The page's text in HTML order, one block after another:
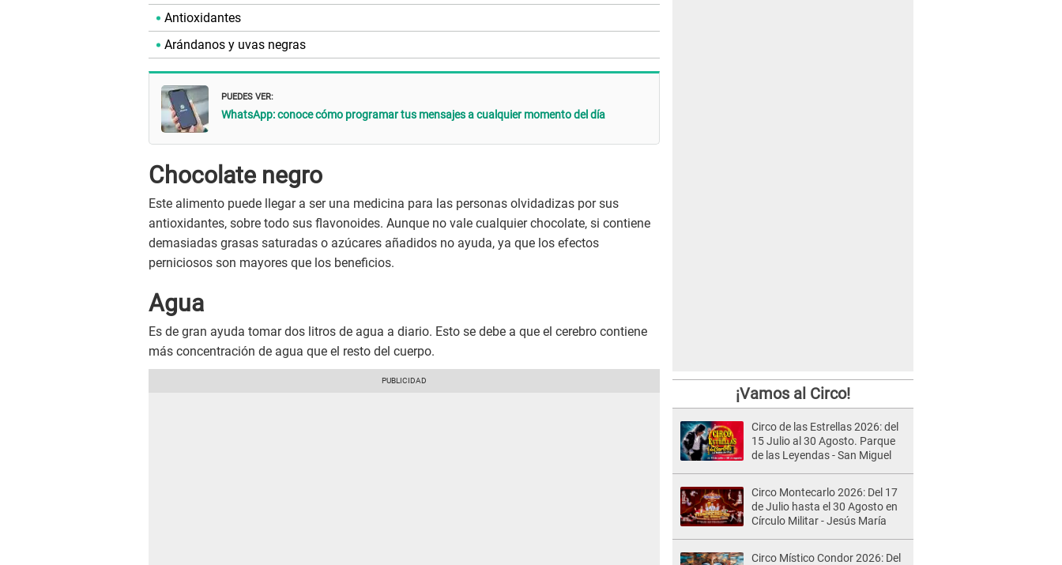
Antioxidantes
Arándanos y uvas negras
PUEDES VER:
WhatsApp: conoce cómo programar tus mensajes a cualquier momento del día
Chocolate negro
Este alimento puede llegar a ser una medicina para las personas olvidadizas por sus
antioxidantes, sobre todo sus flavonoides. Aunque no vale cualquier chocolate, si contiene
demasiadas grasas saturadas o azúcares añadidos no ayuda, ya que los efectos
perniciosos son mayores que los beneficios.
Agua
Es de gran ayuda tomar dos litros de agua a diario. Esto se debe a que el cerebro contiene
más concentración de agua que el resto del cuerpo.
¡Vamos al Circo!
Circo de las Estrellas 2026: del
15 Julio al 30 Agosto. Parque
de las Leyendas - San Miguel
Circo Montecarlo 2026: Del 17
de Julio hasta el 30 Agosto en
Círculo Militar - Jesús María
Circo Místico Condor 2026: Del